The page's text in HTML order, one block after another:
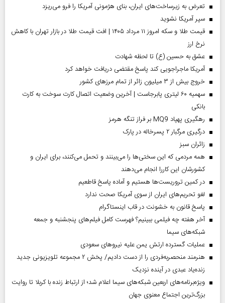
تعرض به زیرساخت‌های ایران، بنای هژمونی آمریکا را فرو می‌ریزد
سپر آمریکا نشوید
قیمت طلا و سکه امروز ۱۱ مرداد ۱۴۰۵ | افت قیمت طلا در بازار تهران با کاهش
نرخ ارز
عشق به حسین (ع) تا لحظه شهادت
آمریکا ماجراجویی کند پاسخ مقتضی دریافت خواهد کرد
خروج بیش از ۳ میلیون زائر از تمام مرز‌های کشور
سهمیه ۶۰ لیتری پابرجاست | آخرین وضعیت اتصال کارت سوخت به کارت
بانکی
رهگیری پهپاد MQ9 بر فراز تنگه هرمز
درگیری مرگبار ۲ پسرخاله در پارک
‌زائران سبز
همه مردمی که این سختی‌ها را می‌بینند و تحمل می‌کنند، برای ایران و
کشورشان این کاررا انجام می‌دهند
در کمین تروریست‌ها هستیم و آماده پاسخ قاطعیم
لغو تحریم‌های ایران از سوی آمریکا صحت ندارد
پاسخ قانون به خشونت در قاب اینستاگرام
آخر هفته چه فیلمی ببینیم؟ فهرست کامل فیلم‌های پنجشنبه و جمعه
شبکه‌های سیما
عملیات گسترده ارتش یمن علیه نیروهای سعودی
هنرمند منحصر‌به‌فردی را از دست دادیم/ پخش ۲ مجموعه تلویزیونی جدید
زنده‌یاد عبدی در آینده نزدیک
ویژه‌برنامه‌های اربعین شبکه‌های سیما اعلام شد؛ از ارتباط زنده با کربلا تا روایت
بزرگ‌ترین اجتماع معنوی جهان